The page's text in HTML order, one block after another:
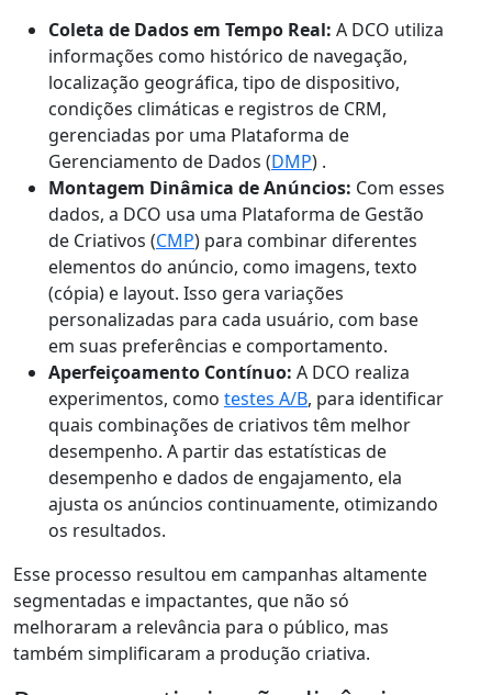
Coleta de Dados em Tempo Real: A DCO utiliza
informações como histórico de navegação,
localização geográfica, tipo de dispositivo,
condições climáticas e registros de CRM,
gerenciadas por uma Plataforma de
Gerenciamento de Dados (DMP) .
Montagem Dinâmica de Anúncios: Com esses
dados, a DCO usa uma Plataforma de Gestão
de Criativos (CMP) para combinar diferentes
elementos do anúncio, como imagens, texto
(cópia) e layout. Isso gera variações
personalizadas para cada usuário, com base
em suas preferências e comportamento.
Aperfeiçoamento Contínuo: A DCO realiza
experimentos, como testes A/B, para identificar
quais combinações de criativos têm melhor
desempenho. A partir das estatísticas de
desempenho e dados de engajamento, ela
ajusta os anúncios continuamente, otimizando
os resultados.
Esse processo resultou em campanhas altamente
segmentadas e impactantes, que não só
melhoraram a relevância para o público, mas
também simplificaram a produção criativa.